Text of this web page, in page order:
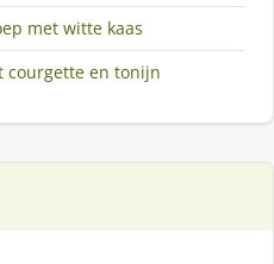
met witte kaas
courgette en tonijn